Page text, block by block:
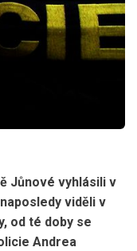
Jůnové vyhlásili v
viděli v
od té doby se
Andrea